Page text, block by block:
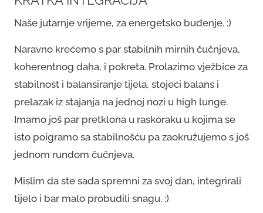
Naše jutarnje vrijeme, za energetsko buđenje. :)
Naravno krećemo s par stabilnih mirnih čučnjeva,
koherentnog daha, i pokreta. Prolazimo vježbice za
stabilnost i balansiranje tijela, stojeći balans i
prelazak iz stajanja na jednoj nozi u high lunge.
Imamo još par pretklona u raskoraku u kojima se
isto poigramo sa stabilnošću pa zaokružujemo s još
jednom rundom čučnjeva.
Mislim da ste sada spremni za svoj dan, integrirali
tijelo i bar malo probudili snagu. :)